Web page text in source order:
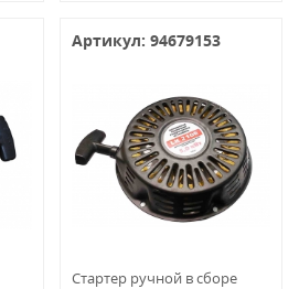
Артикул: 94679153
Стартер ручной в сборе